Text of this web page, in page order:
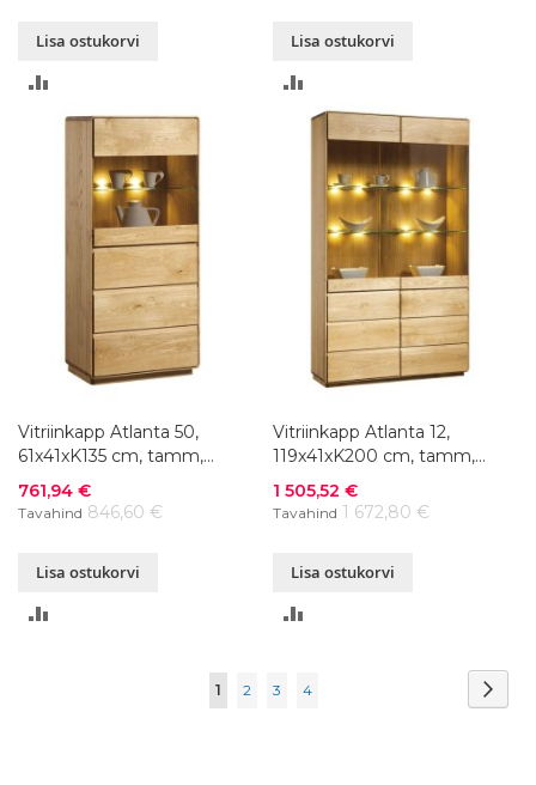
Lisa ostukorvi
VÕRDLUSESSE
Lisa ostukorvi
VÕRDLUSESSE
Vitriinkapp Atlanta 50,
61x41xK135 cm, tamm,
õlitatud
Soodushind
761,94 €
Tavahind 846,60 €
Lisa ostukorvi
Vitriinkapp Atlanta 12,
119x41xK200 cm, tamm,
õlitatud
Soodushind
1 505,52 €
Tavahind 1 672,80 €
Lisa ostukorvi
Page
You're
1 Page
2 Page
3 Page
4